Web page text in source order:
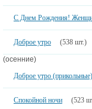
С Днем Рождения!
Доброе утро (538 шт.)
(осенние)
Доброе утро (прикольные)
Спокойной ночи (523